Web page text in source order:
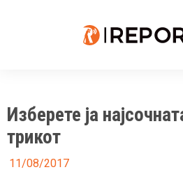
Изберете ја
трикот
11/08/2017